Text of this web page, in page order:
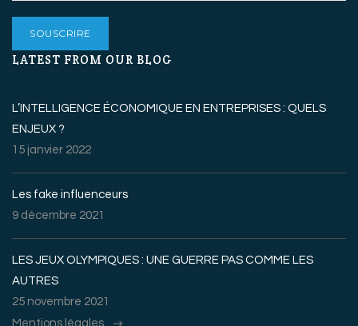
LATEST FROM OUR BLOG
L’INTELLIGENCE ÉCONOMIQUE EN ENTREPRISES : QUELS
ENJEUX ?
15 janvier 2022
Les fake influenceurs
9 décembre 2021
LES JEUX OLYMPIQUES : UNE GUERRE PAS COMME LES
AUTRES
25 novembre 2021
Mentions légales